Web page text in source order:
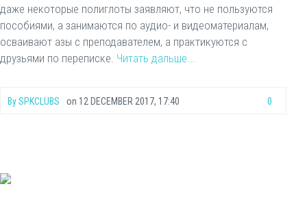
даже некоторые полиглоты заявляют, что не пользуются
пособиями, а занимаются по аудио- и видеоматериалам,
осваивают азы с преподавателем, а практикуются с
друзьями по переписке. Читать дальше...
BySPKCLUBS on 12 DECEMBER 2017, 17:40 0